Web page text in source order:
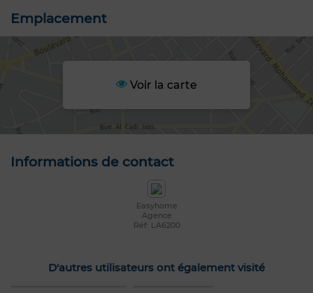
Emplacement
Voir la carte
Informations de contact
Easyhome
Agence
Réf: LA6200
D'autres utilisateurs ont également visité